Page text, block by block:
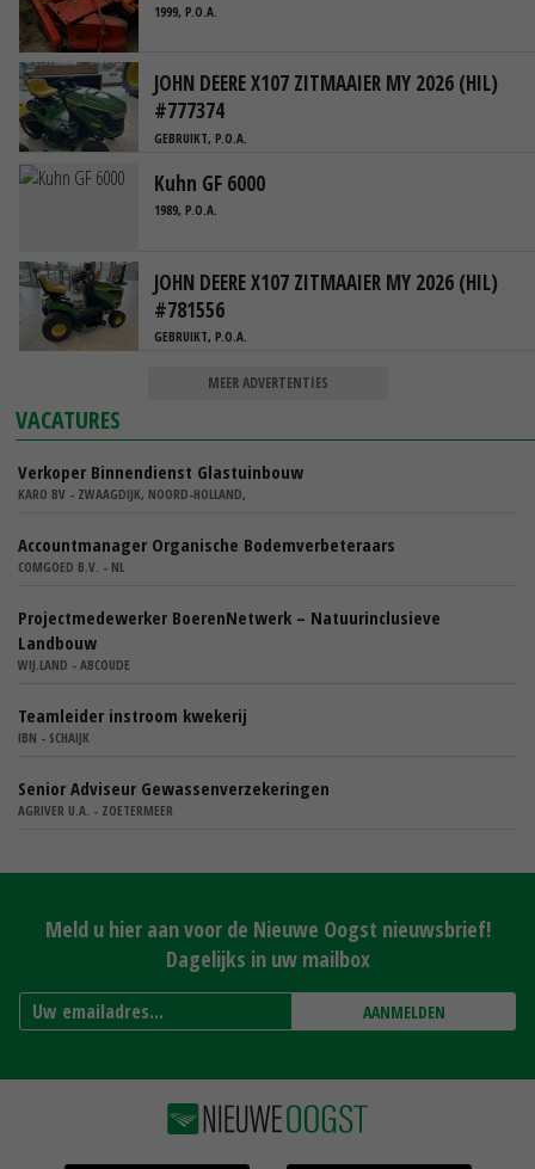
1999, P.O.A.
JOHN DEERE X107 ZITMAAIER MY 2026 (HIL)
#777374
GEBRUIKT, P.O.A.
Kuhn GF 6000
1989, P.O.A.
JOHN DEERE X107 ZITMAAIER MY 2026 (HIL)
#781556
GEBRUIKT, P.O.A.
MEER ADVERTENTIES
VACATURES
Verkoper Binnendienst Glastuinbouw
KARO BV - ZWAAGDIJK, NOORD-HOLLAND,
Accountmanager Organische Bodemverbeteraars
COMGOED B.V. - NL
Projectmedewerker BoerenNetwerk – Natuurinclusieve
Landbouw
WIJ.LAND - ABCOUDE
Teamleider instroom kwekerij
IBN - SCHAIJK
Senior Adviseur Gewassenverzekeringen
AGRIVER U.A. - ZOETERMEER
Meld u hier aan voor de Nieuwe Oogst nieuwsbrief!
Dagelijks in uw mailbox
AANMELDEN